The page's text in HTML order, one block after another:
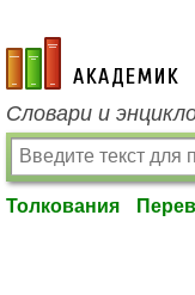
academic.ru
Словари и
Толкования